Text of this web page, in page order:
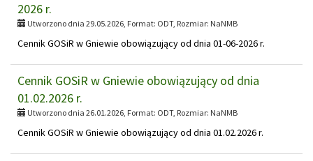
2026 r.
Utworzono dnia 29.05.2026, Format: ODT, Rozmiar: NaNMB
Cennik GOSiR w Gniewie obowiązujący od dnia 01-06-2026 r.
Cennik GOSiR w Gniewie obowiązujący od dnia
01.02.2026 r.
Utworzono dnia 26.01.2026, Format: ODT, Rozmiar: NaNMB
Cennik GOSiR w Gniewie obowiązujący od dnia 01.02.2026 r.